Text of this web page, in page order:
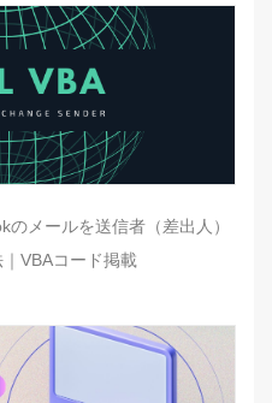
のメールを送信者（差出人）
VBAコード掲載